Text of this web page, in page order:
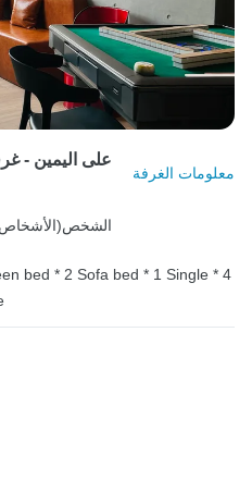
على اليمين -
معلومات الغرفة
1~9
bed * 2 Sofa bed * 1 Single * 4